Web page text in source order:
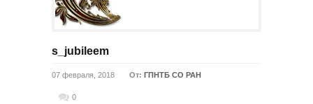
s_jubileem
07 февраля, 2018 От: ГПНТБ СО РАН
0